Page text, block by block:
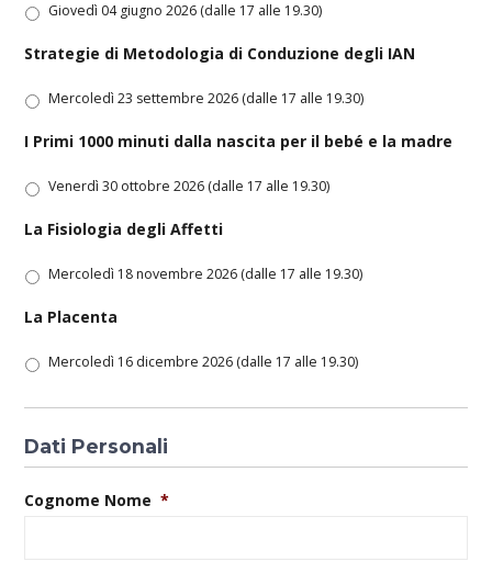
Giovedì 04 giugno 2026 (dalle 17 alle 19.30)
Strategie di Metodologia di Conduzione degli IAN
Mercoledì 23 settembre 2026 (dalle 17 alle 19.30)
I Primi 1000 minuti dalla nascita per il bebé e la madre
Venerdì 30 ottobre 2026 (dalle 17 alle 19.30)
La Fisiologia degli Affetti
Mercoledì 18 novembre 2026 (dalle 17 alle 19.30)
La Placenta
Mercoledì 16 dicembre 2026 (dalle 17 alle 19.30)
Dati Personali
Cognome Nome *